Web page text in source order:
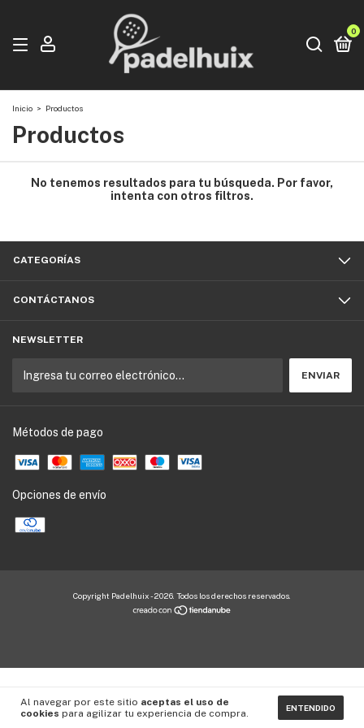
0
Al navegar por este sitio aceptas el uso de
cookies para agilizar tu experiencia de compra. ENTENDIDO
Inicio > Productos
Productos
No tenemos resultados para tu búsqueda. Por favor,
intenta con otros filtros.
CATEGORÍAS
CONTÁCTANOS
NEWSLETTER
Métodos de pago
Opciones de envío
Copyright Padelhuix - 2026. Todos los derechos reservados.